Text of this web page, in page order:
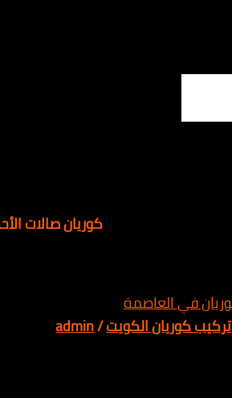
كوريان صالات الأحمدي
الكويت/
admin